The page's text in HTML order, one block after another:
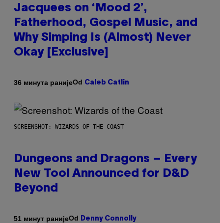
Jacquees on ‘Mood 2’,
Fatherhood, Gospel Music, and
Why Simping Is (Almost) Never
Okay [Exclusive]
36 минута ранијеOd Caleb Catlin
SCREENSHOT: WIZARDS OF THE COAST
Dungeons and Dragons – Every
New Tool Announced for D&D
Beyond
51 минут ранијеOd Denny Connolly